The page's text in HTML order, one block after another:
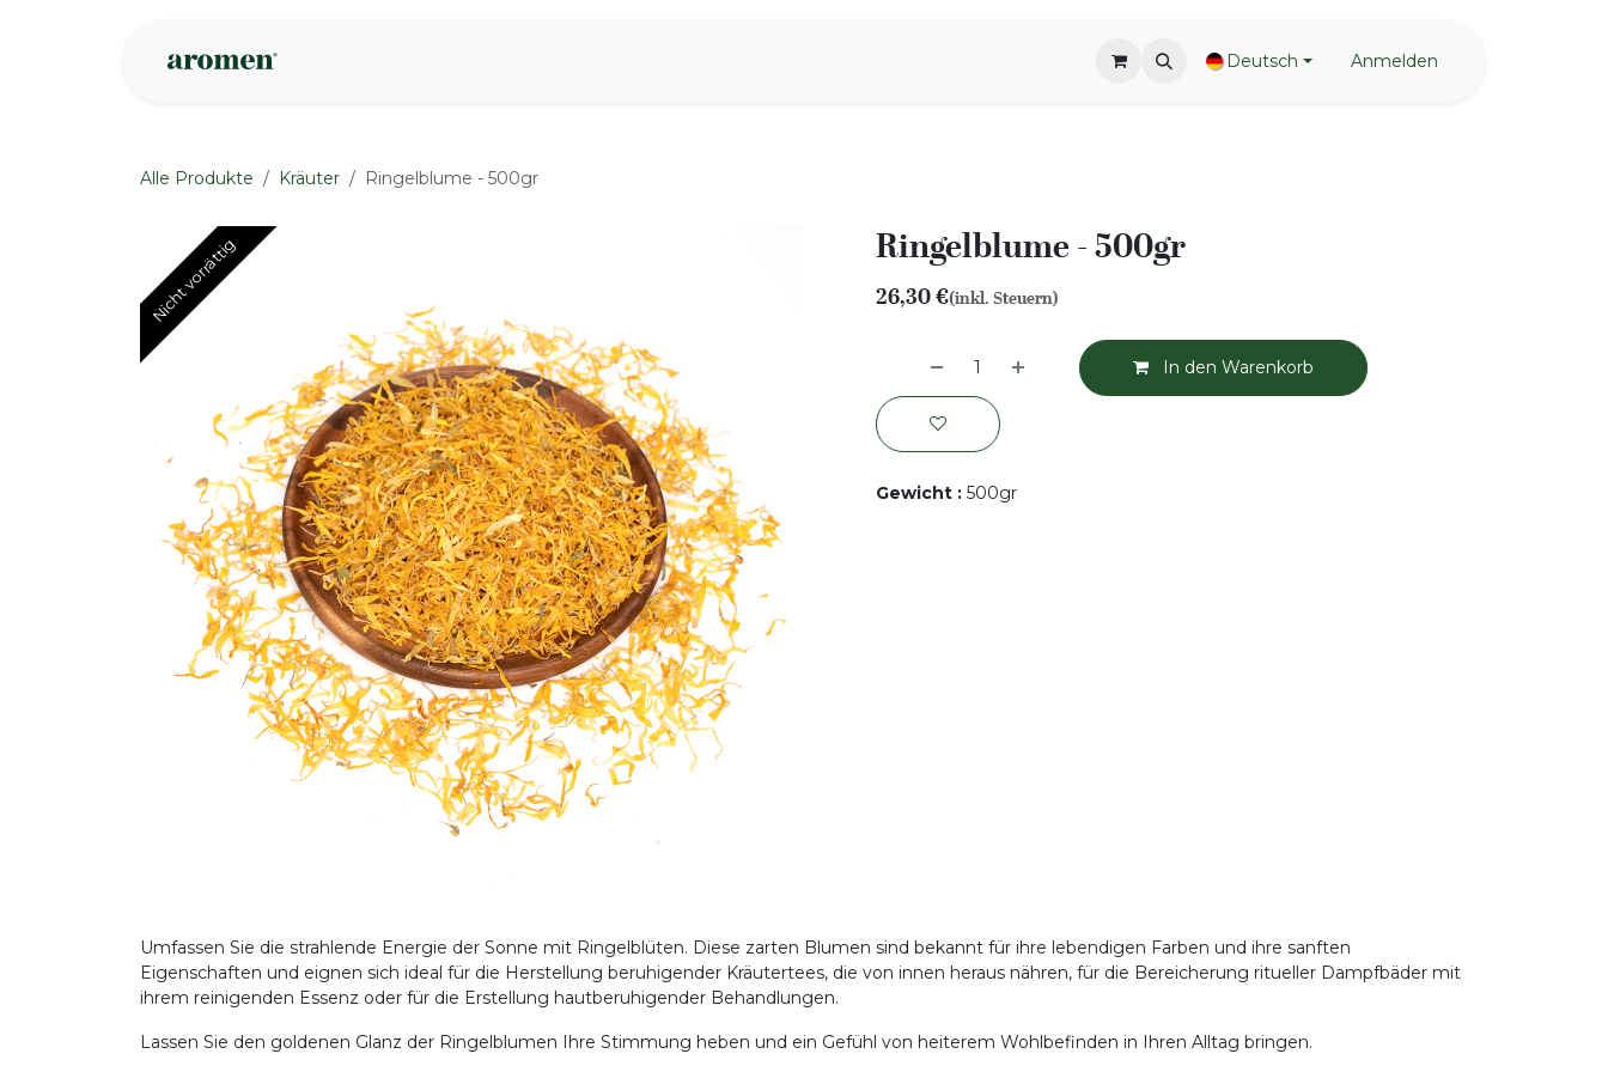
Deutsch Anmelden
Alle Produkte Kräuter Ringelblume - 500gr
Nicht vorrättig Ringelblume - 500gr
26,30€(inkl. Steuern)
In den Warenkorb
Gewicht : 500gr
Umfassen Sie die strahlende Energie der Sonne mit Ringelblüten. Diese zarten Blumen sind bekannt für ihre lebendigen Farben und ihre sanften
Eigenschaften und eignen sich ideal für die Herstellung beruhigender Kräutertees, die von innen heraus nähren, für die Bereicherung ritueller Dampfbäder mit
ihrem reinigenden Essenz oder für die Erstellung hautberuhigender Behandlungen.
Lassen Sie den goldenen Glanz der Ringelblumen Ihre Stimmung heben und ein Gefühl von heiterem Wohlbefinden in Ihren Alltag bringen.